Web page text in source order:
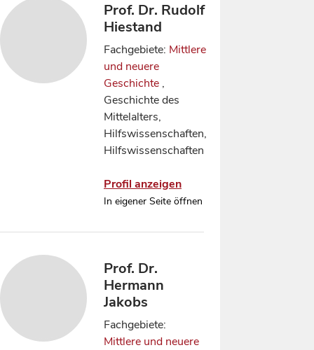
Prof. Dr. Rudolf
Hiestand
Fachgebiete: Mittlere
und neuere
Geschichte ,
Geschichte des
Mittelalters,
Hilfswissenschaften,
Hilfswissenschaften
Profil anzeigen
In eigener Seite öffnen
Prof. Dr.
Hermann
Jakobs
Fachgebiete:
Mittlere und neuere